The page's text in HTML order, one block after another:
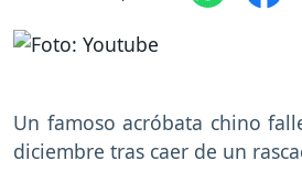
Un famoso acróbata chino
diciembre tras caer de un